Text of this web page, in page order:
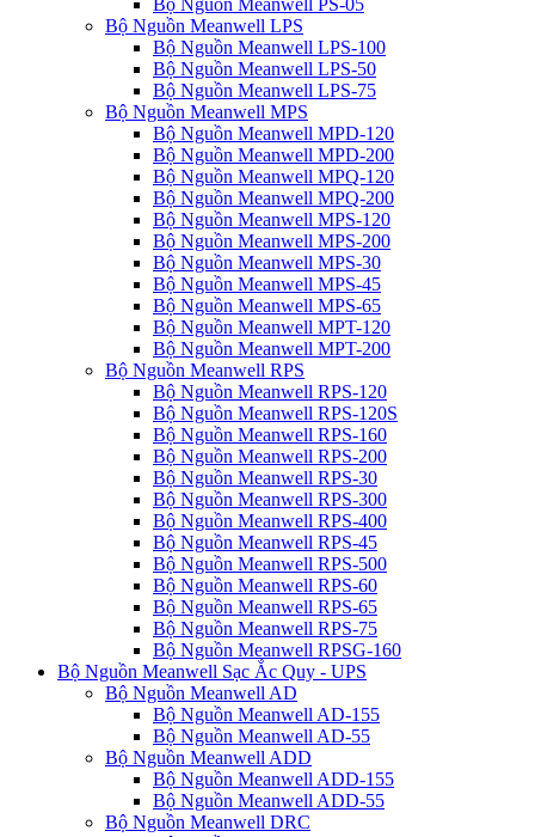
Bộ Nguồn Meanwell LPS
Bộ Nguồn Meanwell LPS-100
Bộ Nguồn Meanwell LPS-50
Bộ Nguồn Meanwell LPS-75
Bộ Nguồn Meanwell MPS
Bộ Nguồn Meanwell MPD-120
Bộ Nguồn Meanwell MPD-200
Bộ Nguồn Meanwell MPQ-120
Bộ Nguồn Meanwell MPQ-200
Bộ Nguồn Meanwell MPS-120
Bộ Nguồn Meanwell MPS-200
Bộ Nguồn Meanwell MPS-30
Bộ Nguồn Meanwell MPS-45
Bộ Nguồn Meanwell MPS-65
Bộ Nguồn Meanwell MPT-120
Bộ Nguồn Meanwell MPT-200
Bộ Nguồn Meanwell RPS
Bộ Nguồn Meanwell RPS-120
Bộ Nguồn Meanwell RPS-120S
Bộ Nguồn Meanwell RPS-160
Bộ Nguồn Meanwell RPS-200
Bộ Nguồn Meanwell RPS-30
Bộ Nguồn Meanwell RPS-300
Bộ Nguồn Meanwell RPS-400
Bộ Nguồn Meanwell RPS-45
Bộ Nguồn Meanwell RPS-500
Bộ Nguồn Meanwell RPS-60
Bộ Nguồn Meanwell RPS-65
Bộ Nguồn Meanwell RPS-75
Bộ Nguồn Meanwell RPSG-160
Bộ Nguồn Meanwell Sạc Ắc Quy - UPS
Bộ Nguồn Meanwell AD
Bộ Nguồn Meanwell AD-155
Bộ Nguồn Meanwell AD-55
Bộ Nguồn Meanwell ADD
Bộ Nguồn Meanwell ADD-155
Bộ Nguồn Meanwell ADD-55
Bộ Nguồn Meanwell DRC